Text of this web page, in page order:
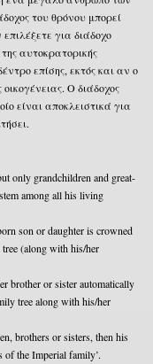
του θρόνου μπορεί
για διάδοχο
αυτοκρατορικής
επίσης, εκτός και αν ο
Ο διάδοχος
είναι αποκλειστικά για
only grandchildren and great-
among all his living
son or daughter is crowned
tree (along with his/her
brother or sister automatically
tree along with his/her
brothers or sisters, then his
of the Imperial family’.